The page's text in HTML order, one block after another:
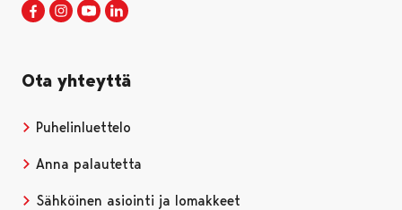
Porin kaupunki Facebookissa
Avautuu uudessa välilehdessä
Porin kaupunki Instagramissa
Avautuu uudessa välilehdessä
Porin kaupunki Youtubessa
Avautuu uudessa välilehdessä
Ota yhteyttä
Puhelinluettelo
Anna palautetta
Sähköinen asiointi ja lomakkeet